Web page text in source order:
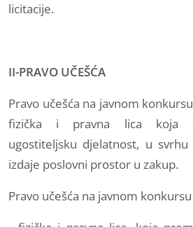
licitacije.
II-PRAVO UČEŠĆA
Pravo učešća na javnom
fizička i pravna lica koja
ugostiteljsku djelatnost, u
izdaje poslovni prostor u zakup.
Pravo učešća na javnom